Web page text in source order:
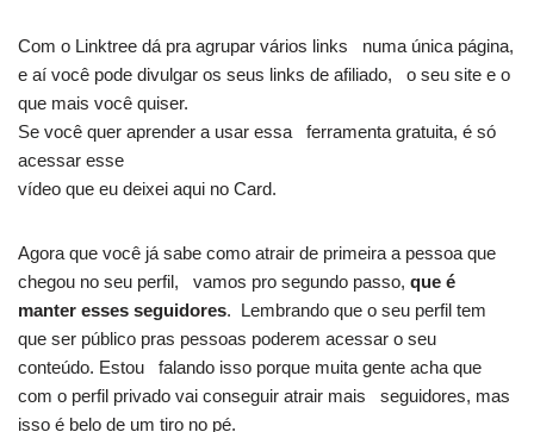
Com o Linktree dá pra agrupar vários links numa única página,
e aí você pode divulgar os seus links de afiliado, o seu site e o
que mais você quiser.
Se você quer aprender a usar essa ferramenta gratuita, é só
acessar esse
vídeo que eu deixei aqui no Card.
Agora que você já sabe como atrair de primeira a pessoa que
chegou no seu perfil, vamos pro segundo passo, que é
manter esses seguidores. Lembrando que o seu perfil tem
que ser público pras pessoas poderem acessar o seu
conteúdo. Estou falando isso porque muita gente acha que
com o perfil privado vai conseguir atrair mais seguidores, mas
isso é belo de um tiro no pé.